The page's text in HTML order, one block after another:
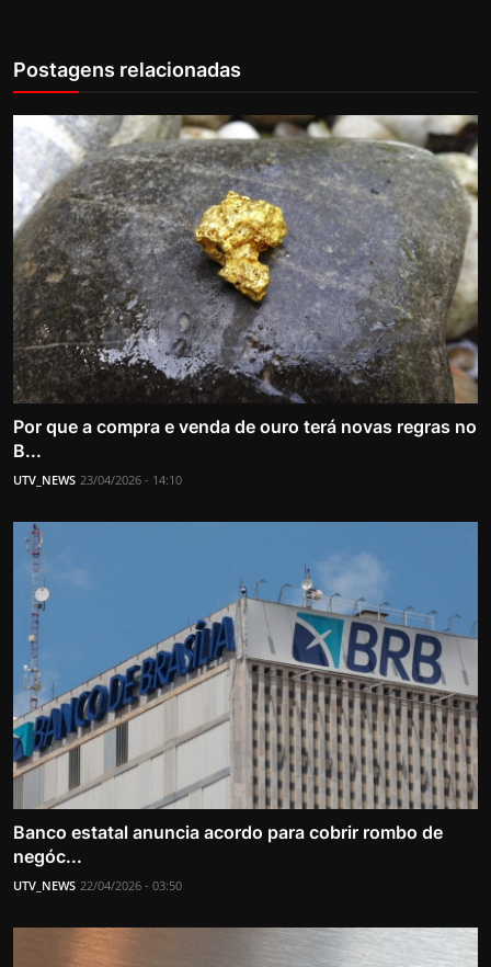
Postagens relacionadas
Por que a compra e venda de ouro terá novas regras no
B...
UTV_NEWS 23/04/2026 - 14:10
Banco estatal anuncia acordo para cobrir rombo de
negóc...
UTV_NEWS 22/04/2026 - 03:50